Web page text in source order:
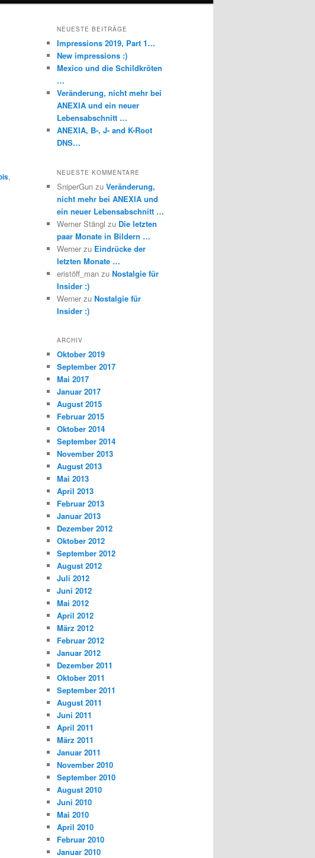
,
NEUESTE BEITRÄGE
Impressions 2019, Part 1…
New impressions :)
Mexico und die Schildkröten
…
Veränderung, nicht mehr bei
ANEXIA und ein neuer
Lebensabschnitt …
ANEXIA, B-, J- and K-Root
DNS…
NEUESTE KOMMENTARE
SniperGun zu Veränderung,
nicht mehr bei ANEXIA und
ein neuer Lebensabschnitt …
Werner Stängl zu Die letzten
paar Monate in Bildern …
Werner zu Eindrücke der
letzten Monate …
eristöff_man zu Nostalgie für
Insider :)
Werner zu Nostalgie für
Insider :)
ARCHIV
Oktober 2019
September 2017
Mai 2017
Januar 2017
August 2015
Februar 2015
Oktober 2014
September 2014
November 2013
August 2013
Mai 2013
April 2013
Februar 2013
Januar 2013
Dezember 2012
Oktober 2012
September 2012
August 2012
Juli 2012
Juni 2012
Mai 2012
April 2012
März 2012
Februar 2012
Januar 2012
Dezember 2011
Oktober 2011
September 2011
August 2011
Juni 2011
April 2011
März 2011
Januar 2011
November 2010
September 2010
August 2010
Juni 2010
Mai 2010
April 2010
Februar 2010
Januar 2010